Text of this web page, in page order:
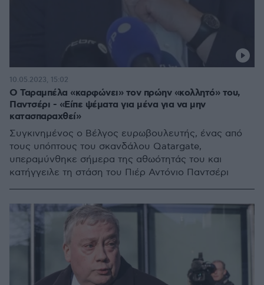
Ο Ταραμπέλα «καρφώνει» τον πρώην «κολλητό» του,
Παντσέρι - «Είπε ψέματα για μένα για να μην
κατασπαραχθεί»
Συγκινημένος ο Bέλγος ευρωβουλευτής, ένας από
τους υπόπτους του σκανδάλου Qatargate,
υπεραμύνθηκε σήμερα της αθωότητάς του και
κατήγγειλε τη στάση του Πιέρ Αντόνιο Παντσέρι
10.05.2023, 15:02